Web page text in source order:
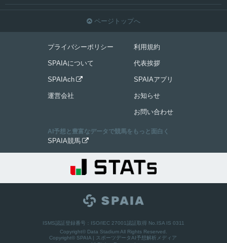
 ページトップへ
プライバシーポリシー
SPAIAについて
SPAIAch 
運営会社
利用規約
代表挨拶
SPAIAアプリ
お知らせ
お問い合わせ
AI予想と豊富なデータで競馬をもっと面白く
SPAIA競馬 
ISMS認証登録番号：ISO/IEC 27001認証取得 No.ISA IS 0311
Copyright© Data Stadium All Rights Reserved.
Copyright© SPAIA | スポーツデータAI予想解析メディア